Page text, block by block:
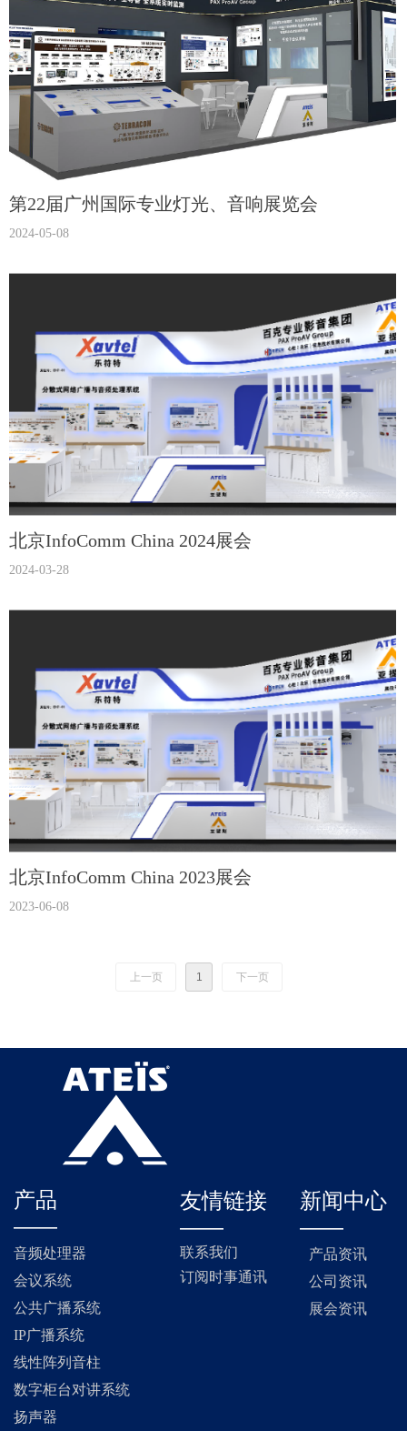
第22届广州国际专业灯光、音响展览会
2024-05-08
北京InfoComm China 2024展会
2024-03-28
北京InfoComm China 2023展会
2023-06-08
上一页 1 下一页
友情链接
——
联系我们
订阅时事通讯
音频处理器
会议系统
公共广播系统
IP广播系统
线性阵列音柱
数字柜台对讲系统
扬声器
产品
——
新闻中心
——
产品资讯
公司资讯
展会资讯